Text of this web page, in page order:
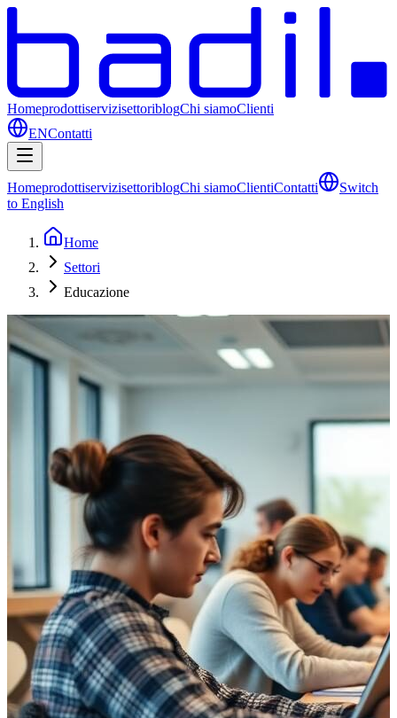
HomeprodottiservizisettoriblogChi siamoClienti
ENContatti
HomeprodottiservizisettoriblogChi siamoClientiContatti
Switch
to English
Home
Settori
Educazione